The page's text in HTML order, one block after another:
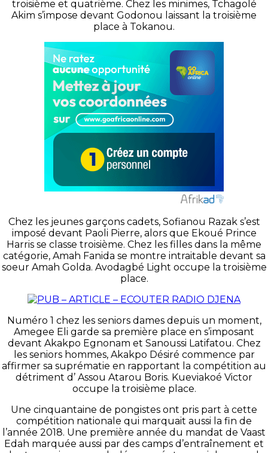
troisième et quatrième. Chez les minimes, Tchagolé
Akim s’impose devant Godonou laissant la troisième
place à Tokanou.
Chez les jeunes garçons cadets, Sofianou Razak s’est
imposé devant Paoli Pierre, alors que Ekoué Prince
Harris se classe troisième. Chez les filles dans la même
catégorie, Amah Fanida se montre intraitable devant sa
soeur Amah Golda. Avodagbé Light occupe la troisième
place.
Numéro 1 chez les seniors dames depuis un moment,
Amegee Eli garde sa première place en s’imposant
devant Akakpo Egnonam et Sanoussi Latifatou. Chez
les seniors hommes, Akakpo Désiré commence par
affirmer sa suprématie en rapportant la compétition au
détriment d’ Assou Atarou Boris. Kueviakoé Victor
occupe la troisième place.
Une cinquantaine de pongistes ont pris part à cette
compétition nationale qui marquait aussi la fin de
l’année 2018. Une première année du mandat de Vaast
Edah marquée aussi par des camps d’entraînement et